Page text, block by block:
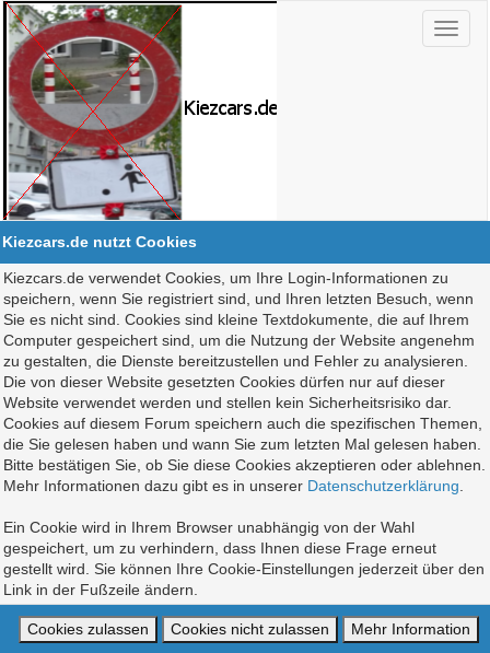
Kiezcars.de nutzt Cookies
Kiezcars.de verwendet Cookies, um Ihre Login-Informationen zu
speichern, wenn Sie registriert sind, und Ihren letzten Besuch, wenn
Sie es nicht sind. Cookies sind kleine Textdokumente, die auf Ihrem
Computer gespeichert sind, um die Nutzung der Website angenehm
zu gestalten, die Dienste bereitzustellen und Fehler zu analysieren.
Die von dieser Website gesetzten Cookies dürfen nur auf dieser
Website verwendet werden und stellen kein Sicherheitsrisiko dar.
Cookies auf diesem Forum speichern auch die spezifischen Themen,
die Sie gelesen haben und wann Sie zum letzten Mal gelesen haben.
Bitte bestätigen Sie, ob Sie diese Cookies akzeptieren oder ablehnen.
Mehr Informationen dazu gibt es in unserer Datenschutzerklärung
Ein Cookie wird in Ihrem Browser unabhängig von der Wahl
gespeichert, um zu verhindern, dass Ihnen diese Frage erneut
gestellt wird. Sie können Ihre Cookie-Einstellungen jederzeit über den
Link in der Fußzeile ändern.